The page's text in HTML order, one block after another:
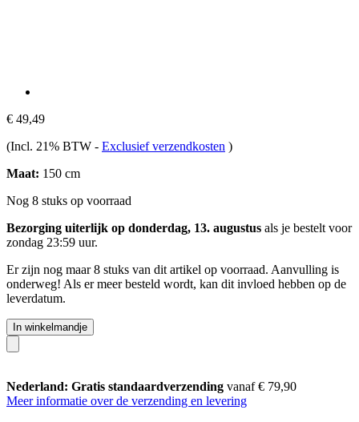
€ 49,49
(Incl. 21% BTW - Exclusief verzendkosten )
Maat: 150 cm
Nog 8 stuks op voorraad
Bezorging uiterlijk op donderdag, 13. augustus als je bestelt voor
zondag 23:59 uur.
Er zijn nog maar 8 stuks van dit artikel op voorraad. Aanvulling is
onderweg! Als er meer besteld wordt, kan dit invloed hebben op de
leverdatum.
In winkelmandje
Nederland: Gratis standaardverzending vanaf € 79,90
Meer informatie over de verzending en levering